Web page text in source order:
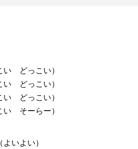
い どっこい）
い どっこい）
い どっこい）
い そーらー）
いよい）